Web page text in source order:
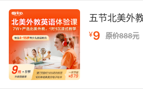
五节北美外
¥9 原价888元